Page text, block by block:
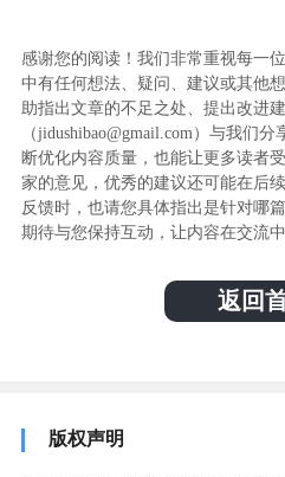
感谢您的阅读！我们非常重视每一
中有任何想法、疑问、建议或其他
助指出文章的不足之处、提出改进
（jidushibao@gmail.com）与我们
断优化内容质量，也能让更多读者
家的意见，优秀的建议还可能在后
反馈时，也请您具体指出是针对哪
期待与您保持互动，让内容在交流中
返回
版权声明